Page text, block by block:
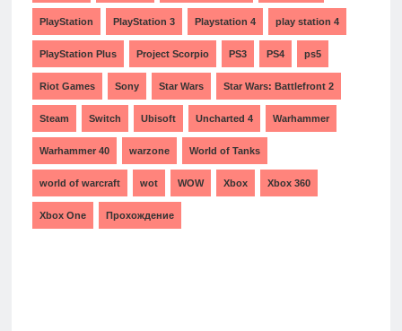
PlayStation PlayStation 3 Playstation 4 play station 4
PlayStation Plus Project Scorpio PS3 PS4 ps5
Riot Games Sony Star Wars Star Wars: Battlefront 2
Steam Switch Ubisoft Uncharted 4 Warhammer
Warhammer 40 warzone World of Tanks
world of warcraft wot WOW Xbox Xbox 360
Xbox One Прохождение